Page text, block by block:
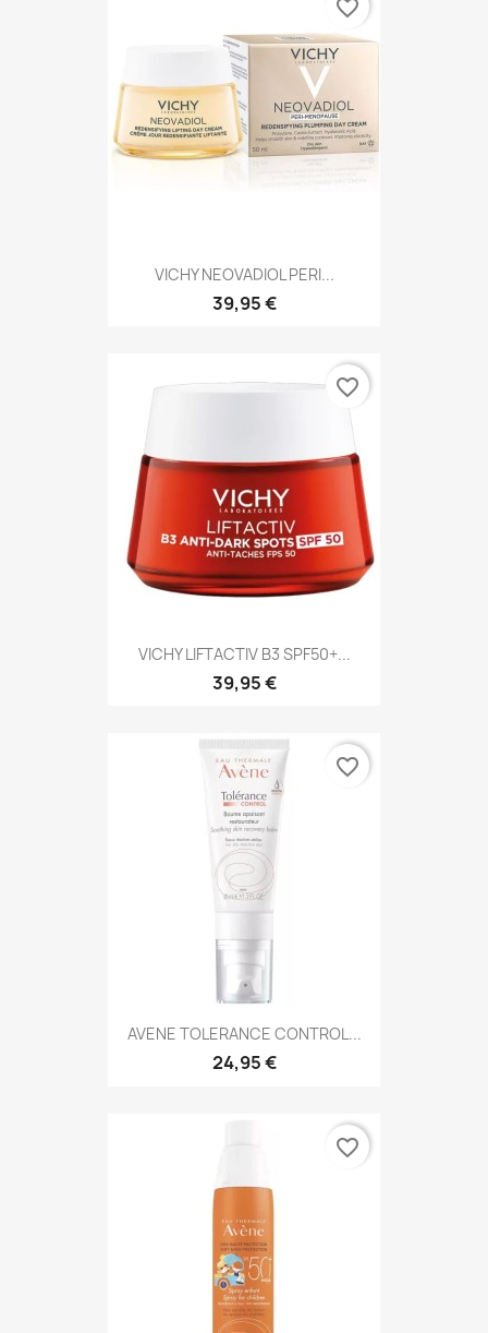
VICHY NEOVADIOL PERI...
39,95 €
favorite_border
VICHY LIFTACTIV B3 SPF50+...
39,95 €
favorite_border
AVENE TOLERANCE CONTROL...
24,95 €
favorite_border
favorite_border